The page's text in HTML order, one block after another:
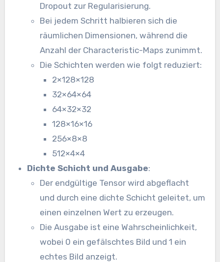
Dropout zur Regularisierung.
Bei jedem Schritt halbieren sich die
räumlichen Dimensionen, während die
Anzahl der Characteristic-Maps zunimmt.
Die Schichten werden wie folgt reduziert:
2×128×128
32×64×64
64×32×32
128×16×16
256×8×8
512×4×4
Dichte Schicht und Ausgabe:
Der endgültige Tensor wird abgeflacht
und durch eine dichte Schicht geleitet, um
einen einzelnen Wert zu erzeugen.
Die Ausgabe ist eine Wahrscheinlichkeit,
wobei 0 ein gefälschtes Bild und 1 ein
echtes Bild anzeigt.